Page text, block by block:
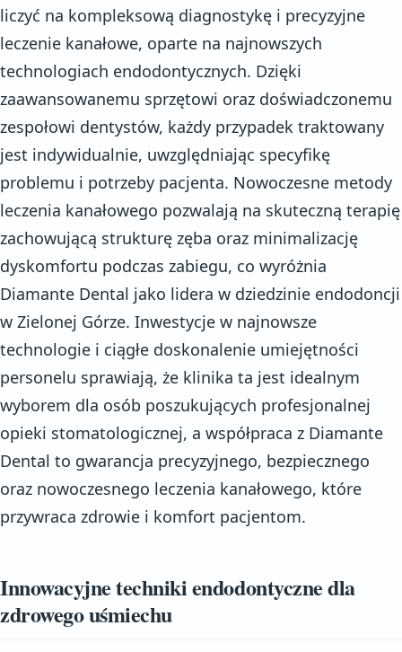
liczyć na kompleksową diagnostykę i precyzyjne
leczenie kanałowe, oparte na najnowszych
technologiach endodontycznych. Dzięki
zaawansowanemu sprzętowi oraz doświadczonemu
zespołowi dentystów, każdy przypadek traktowany
jest indywidualnie, uwzględniając specyfikę
problemu i potrzeby pacjenta. Nowoczesne metody
leczenia kanałowego pozwalają na skuteczną terapię
zachowującą strukturę zęba oraz minimalizację
dyskomfortu podczas zabiegu, co wyróżnia
Diamante Dental jako lidera w dziedzinie endodoncji
w Zielonej Górze. Inwestycje w najnowsze
technologie i ciągłe doskonalenie umiejętności
personelu sprawiają, że klinika ta jest idealnym
wyborem dla osób poszukujących profesjonalnej
opieki stomatologicznej, a współpraca z Diamante
Dental to gwarancja precyzyjnego, bezpiecznego
oraz nowoczesnego leczenia kanałowego, które
przywraca zdrowie i komfort pacjentom.
Innowacyjne techniki endodontyczne dla
zdrowego uśmiechu